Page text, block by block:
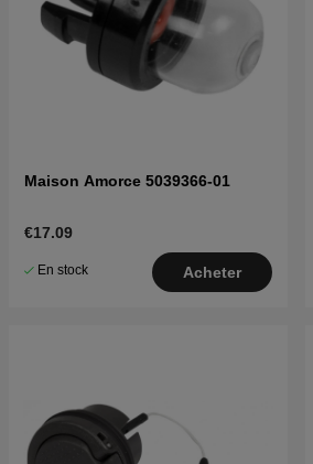
Maison Amorce 5039366-01
€17.09
En stock Acheter